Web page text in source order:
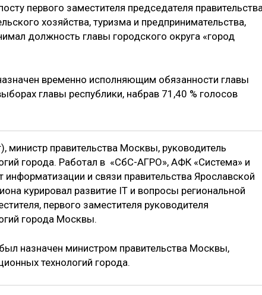
первого заместителя председателя
хозяйства, туризма и предпринимательства,
должность главы городского округа «город
временно исполняющим обязанности главы
главы республики, набрав 71,40 % голосов
министр правительства Москвы, руководитель
города. Работал в «СбС-АГРО», АФК «Система» и
и связи правительства Ярославской
курировал развитие IТ и вопросы региональной
первого заместителя руководителя
города Москвы.
назначен министром правительства Москвы,
технологий города.